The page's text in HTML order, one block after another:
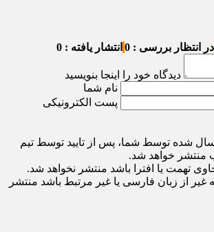
در انتظار بررسی : 0 انتشار یافته : 0
دیدگاه خود را اینجا بنویسید
نام شما
پست الکترونیکی
شده توسط شما، پس از تایید توسط تیم
منتشر خواهد شد.
تهمت یا افترا باشد منتشر نخواهد شد.
غیر از زبان فارسی یا غیر مرتبط باشد منتشر